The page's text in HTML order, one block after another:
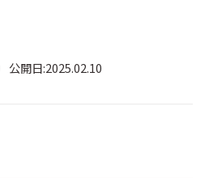
公開日:2025.02.10